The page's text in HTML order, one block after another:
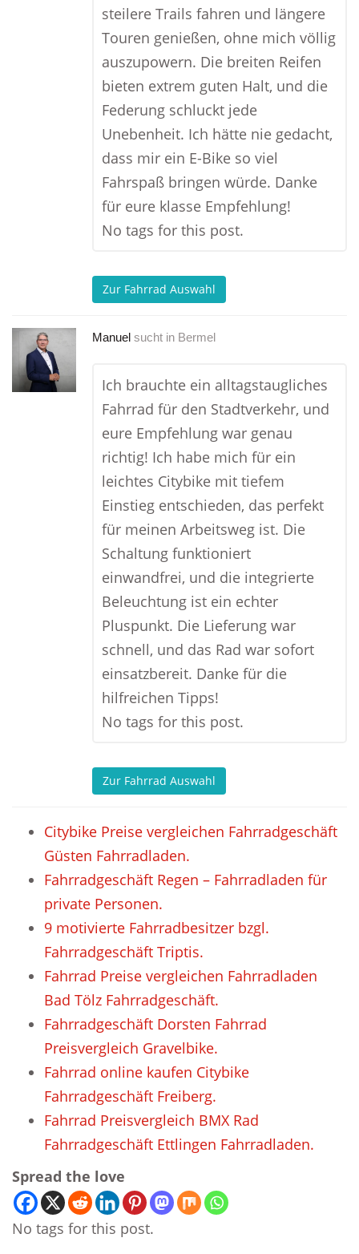
steilere Trails fahren und längere
Touren genießen, ohne mich völlig
auszupowern. Die breiten Reifen
bieten extrem guten Halt, und die
Federung schluckt jede
Unebenheit. Ich hätte nie gedacht,
dass mir ein E-Bike so viel
Fahrspaß bringen würde. Danke
für eure klasse Empfehlung!
No tags for this post.
Zur Fahrrad Auswahl
Manuel sucht in Bermel
Ich brauchte ein alltagstaugliches
Fahrrad für den Stadtverkehr, und
eure Empfehlung war genau
richtig! Ich habe mich für ein
leichtes Citybike mit tiefem
Einstieg entschieden, das perfekt
für meinen Arbeitsweg ist. Die
Schaltung funktioniert
einwandfrei, und die integrierte
Beleuchtung ist ein echter
Pluspunkt. Die Lieferung war
schnell, und das Rad war sofort
einsatzbereit. Danke für die
hilfreichen Tipps!
No tags for this post.
Zur Fahrrad Auswahl
Citybike Preise vergleichen Fahrradgeschäft
Güsten Fahrradladen.
Fahrradgeschäft Regen – Fahrradladen für
private Personen.
9 motivierte Fahrradbesitzer bzgl.
Fahrradgeschäft Triptis.
Fahrrad Preise vergleichen Fahrradladen
Bad Tölz Fahrradgeschäft.
Fahrradgeschäft Dorsten Fahrrad
Preisvergleich Gravelbike.
Fahrrad online kaufen Citybike
Fahrradgeschäft Freiberg.
Fahrrad Preisvergleich BMX Rad
Fahrradgeschäft Ettlingen Fahrradladen.
Spread the love
No tags for this post.